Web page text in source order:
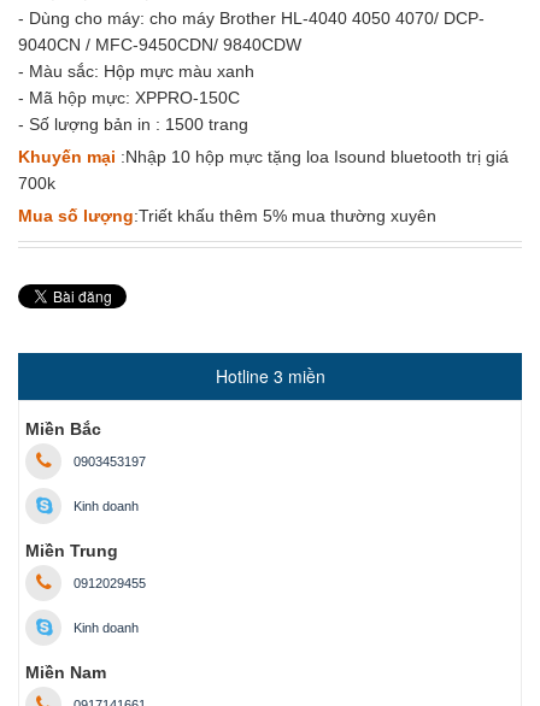
- Dùng cho máy: cho máy Brother HL-4040 4050 4070/ DCP-
9040CN / MFC-9450CDN/ 9840CDW
- Màu sắc: Hộp mực màu xanh
- Mã hộp mực: XPPRO-150C
- Số lượng bản in : 1500 trang
Khuyến mại :Nhập 10 hộp mực tặng loa Isound bluetooth trị giá
700k
Mua số lượng:Triết khấu thêm 5% mua thường xuyên
Hotline 3 miền
Miền Bắc
0903453197
Kinh doanh
Miền Trung
0912029455
Kinh doanh
Miền Nam